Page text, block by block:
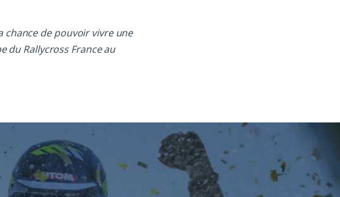
chance de pouvoir vivre une
du Rallycross France au